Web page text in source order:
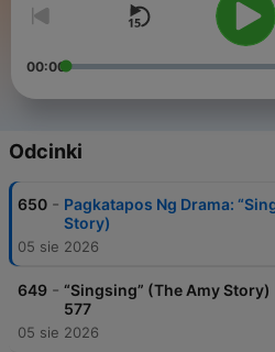
00:00
Odcinki
650 - Pagkatapos Ng Drama:
Story)
05 sie 2026
649 - “Singsing” (The Amy Story)
577
05 sie 2026